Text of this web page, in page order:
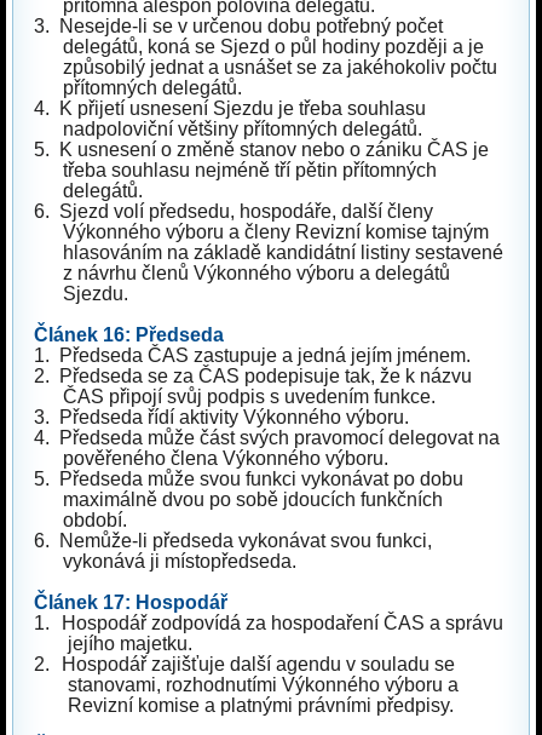
přítomna alespoň polovina delegátů.
3.
Nesejde-li se v určenou dobu potřebný počet
delegátů, koná se Sjezd o půl hodiny později a je
způsobilý jednat a usnášet se za jakéhokoliv počtu
přítomných delegátů.
4.
K přijetí usnesení Sjezdu je třeba souhlasu
nadpoloviční většiny přítomných delegátů.
5.
K usnesení o změně stanov nebo o zániku ČAS je
třeba souhlasu nejméně tří pětin přítomných
delegátů.
6. Sjezd volí předsedu, hospodáře, další členy
Výkonného výboru a členy Revizní komise tajným
hlasováním na základě kandidátní listiny sestavené
z návrhu členů Výkonného výboru a delegátů
Sjezdu.
Článek 16: Předseda
1.
Předseda ČAS zastupuje a jedná jejím jménem.
2.
Předseda se za ČAS podepisuje tak, že k názvu
ČAS připojí svůj podpis s uvedením funkce.
3.
Předseda řídí aktivity Výkonného výboru.
4.
Předseda může část svých pravomocí delegovat na
pověřeného člena Výkonného výboru.
5.
Předseda může svou funkci vykonávat po dobu
maximálně dvou po sobě jdoucích funkčních
období.
6.
Nemůže-li předseda vykonávat svou funkci,
vykonává ji místopředseda.
Článek 17: Hospodář
1.
Hospodář zodpovídá za hospodaření ČAS a správu
jejího majetku.
2.
Hospodář zajišťuje další agendu v souladu se
stanovami, rozhodnutími Výkonného výboru a
Revizní komise a platnými právními předpisy.